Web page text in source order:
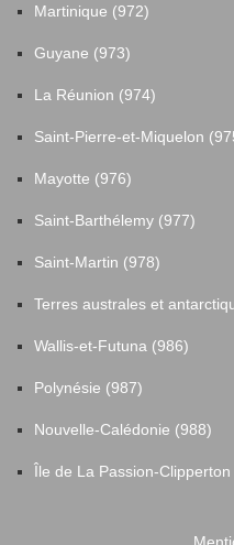
Martinique (972)
Guyane (973)
La Réunion (974)
Saint-Pierre-et-Miquelon
Mayotte (976)
Saint-Barthélemy (977)
Saint-Martin (978)
Terres australes et
Wallis-et-Futuna (986)
Polynésie (987)
Nouvelle-Calédonie (988)
Île de La Passion-